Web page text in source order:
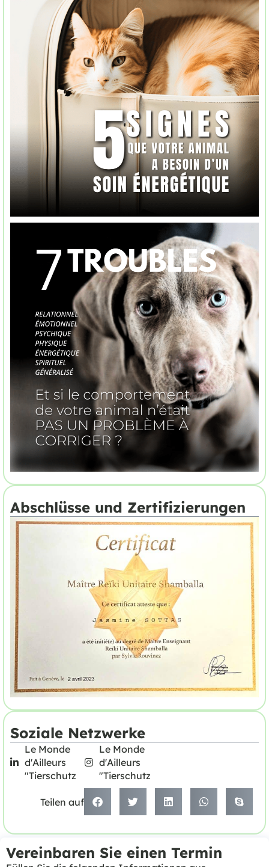
Abschlüsse und Zertifizierungen
Soziale Netzwerke
Le Monde
d'Ailleurs
"Tierschutz
Le Monde
d'Ailleurs
"Tierschutz
Teilen auf
Vereinbaren Sie einen Termin